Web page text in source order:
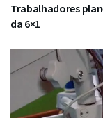
Trabalhadores
da 6×1